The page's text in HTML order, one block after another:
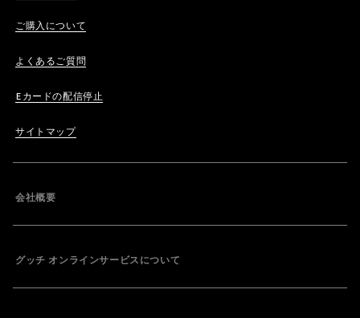
ご購入について
よくあるご質問
Eカードの配信停止
サイトマップ
会社概要
グッチ オンラインサービスについて